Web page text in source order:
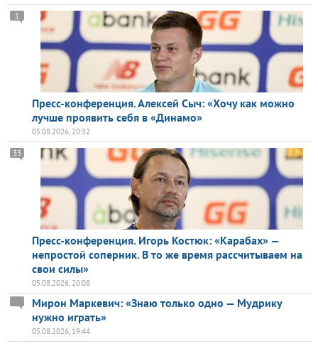
Пресс-конференция. Алексей Сыч: «Хочу как можно
лучше проявить себя в «Динамо»
1
05.08.2026, 20:32
Пресс-конференция. Игорь Костюк: «Карабах» —
непростой соперник. В то же время рассчитываем на
свои силы»
33
05.08.2026, 20:08
Мирон Маркевич: «Знаю только одно — Мудрику
нужно играть»
05.08.2026, 19:44